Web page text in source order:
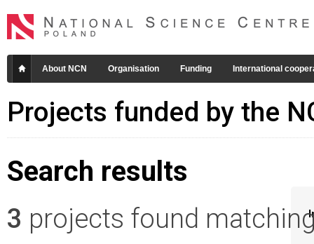
About NCN Organisation Funding International
Projects funded by the
Search results
3 projects found